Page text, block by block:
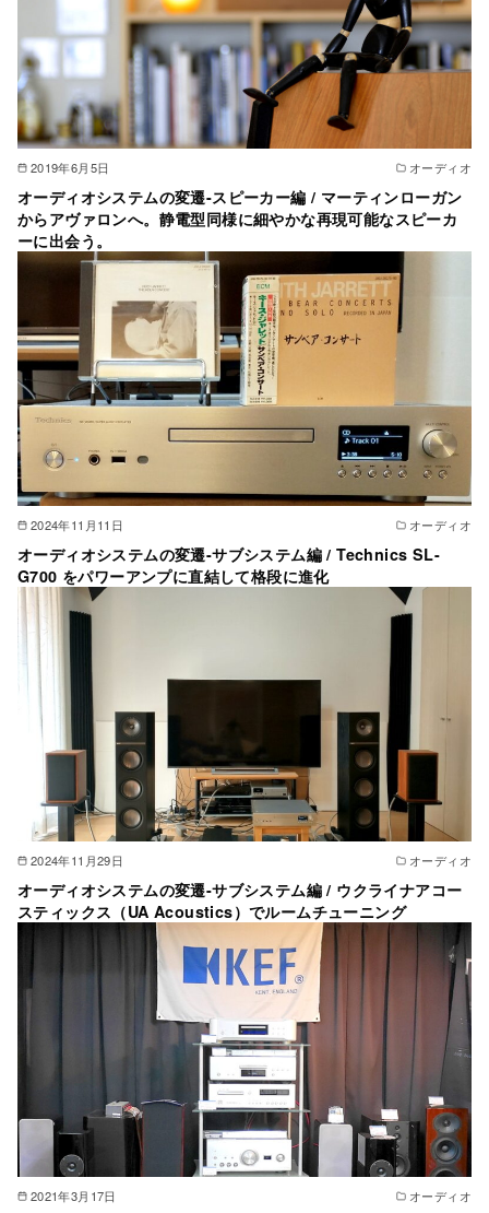
2019年6月5日 オーディオ
オーディオシステムの変遷-スピーカー編 / マーティンローガン
からアヴァロンへ。静電型同様に細やかな再現可能なスピーカ
ーに出会う。
2024年11月11日 オーディオ
オーディオシステムの変遷-サブシステム編 / Technics SL-
G700 をパワーアンプに直結して格段に進化
2024年11月29日 オーディオ
オーディオシステムの変遷-サブシステム編 / ウクライナアコー
スティックス（UA Acoustics）でルームチューニング
2021年3月17日 オーディオ